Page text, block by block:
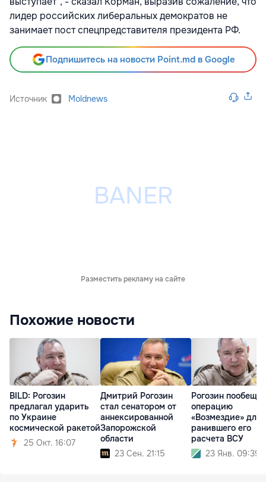
лидер российских либеральных демократов не
занимает пост спецпредставителя президента РФ.
Подпишитесь на новости Point.md в Google
Источник Moldnews
Разместить рекламу на сайте
Похожие новости
BILD: Рогозин
предлагал ударить
по Украине
космической ракетой
25 Окт. 16:07
Дмитрий Рогозин
стал сенатором от
аннексированной
Запорожской
области
23 Сен. 21:15
Рогозин пообещал
операцию
«Возмездие» для
ранившего его
расчета ВСУ
23 Янв. 09:39